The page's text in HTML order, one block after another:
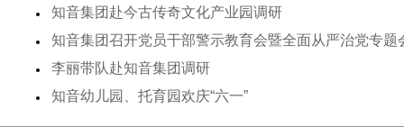
知音集团赴今古传奇文化产业园调研
知音集团召开党员干部警示教育会暨全面从严治党专题
李丽带队赴知音集团调研
知音幼儿园、托育园欢庆“六一”